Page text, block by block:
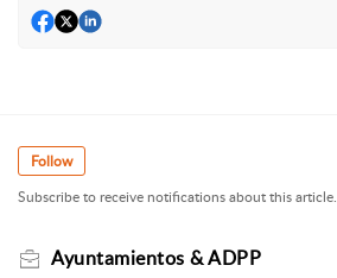
Follow
Subscribe to receive notifications about this article.
Ayuntamientos & ADPP